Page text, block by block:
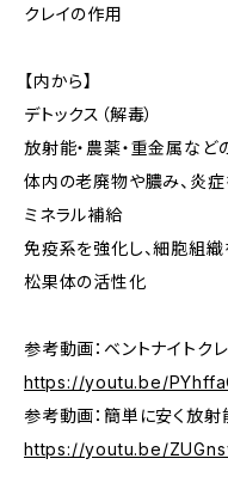
クレイの作用
【内から】
デトックス（解毒）
放射能・農薬・重金属など
体内の老廃物や膿み、炎症
ミネラル補給
免疫系を強化し、細胞組織
松果体の活性化
参考動画：ベントナイトク
https://youtu.be/
参考動画：簡単に安く放射
https://youtu.be/